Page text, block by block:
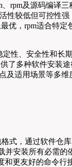
rpm及源码编译
性较低但可控性
优，rpm适合特
定性、安全性和
多种软件安装
适用场景等多
式，通过软件
安装所有必需
更友好的命令行